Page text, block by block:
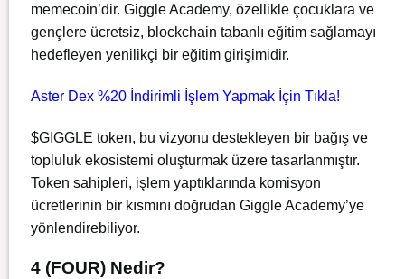
memecoin’dir. Giggle Academy, özellikle çocuklara ve
gençlere ücretsiz, blockchain tabanlı eğitim sağlamayı
hedefleyen yenilikçi bir eğitim girişimidir.
Aster Dex %20 İndirimli İşlem Yapmak İçin Tıkla!
$GIGGLE token, bu vizyonu destekleyen bir bağış ve
topluluk ekosistemi oluşturmak üzere tasarlanmıştır.
Token sahipleri, işlem yaptıklarında komisyon
ücretlerinin bir kısmını doğrudan Giggle Academy’ye
yönlendirebiliyor.
4 (FOUR) Nedir?